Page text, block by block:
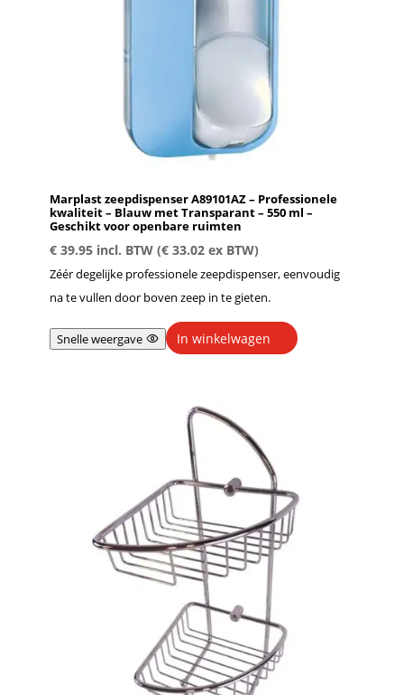
Marplast zeepdispenser A89101AZ – Professionele
kwaliteit – Blauw met Transparant – 550 ml –
Geschikt voor openbare ruimten
€39.95 incl. BTW (€33.02ex BTW)
Zéér degelijke professionele zeepdispenser, eenvoudig
na te vullen door boven zeep in te gieten.
Snelle weergave In winkelwagen